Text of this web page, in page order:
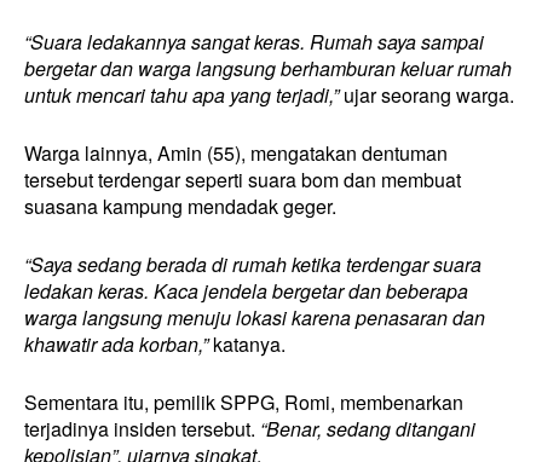
“Suara ledakannya sangat keras. Rumah saya sampai
bergetar dan warga langsung berhamburan keluar rumah
untuk mencari tahu apa yang terjadi,”ujar seorang warga.
Warga lainnya, Amin (55), mengatakan dentuman
tersebut terdengar seperti suara bom dan membuat
suasana kampung mendadak geger.
“Saya sedang berada di rumah ketika terdengar suara
ledakan keras. Kaca jendela bergetar dan beberapa
warga langsung menuju lokasi karena penasaran dan
khawatir ada korban,”katanya.
Sementara itu, pemilik SPPG, Romi, membenarkan
terjadinya insiden tersebut. “Benar, sedang ditangani
kepolisian”, ujarnya singkat.